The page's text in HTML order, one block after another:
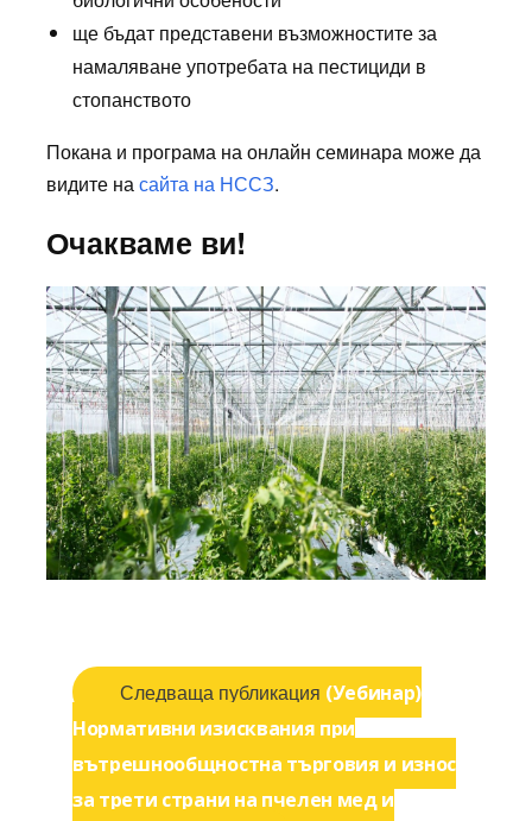
ще бъдат представени възможностите за
намаляване употребата на пестициди в
стопанството
Покана и програма на онлайн семинара може да
видите насайта на НССЗ.
Очакваме ви!
Навигация
Следваща публикация Следваща
публикация:
(Уебинар)
Нормативни изисквания при
вътрешнообщностна търговия и износ
за трети страни на пчелен мед и